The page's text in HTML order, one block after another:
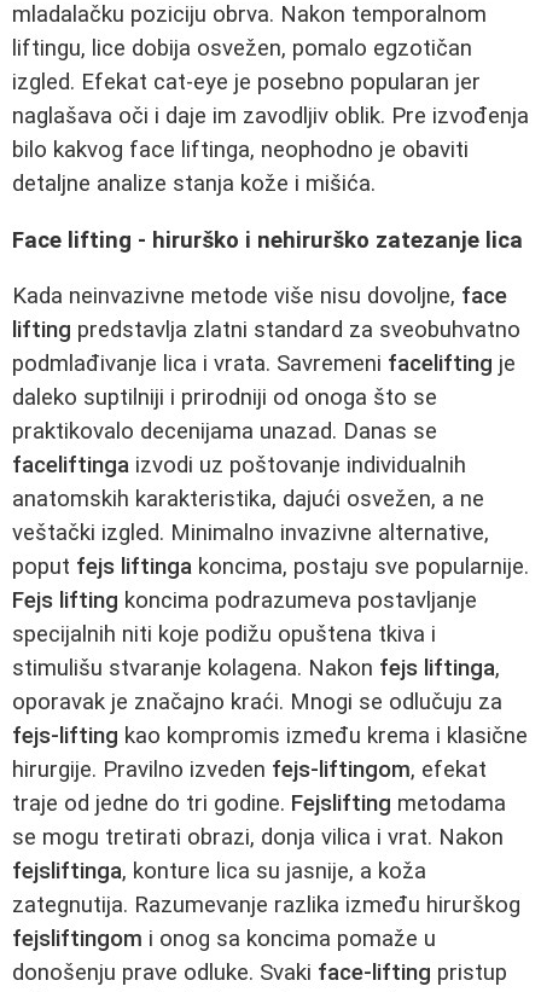
mladalačku poziciju obrva. Nakon temporalnom
liftingu, lice dobija osvežen, pomalo egzotičan
izgled. Efekat cat-eye je posebno popularan jer
naglašava oči i daje im zavodljiv oblik. Pre izvođenja
bilo kakvog face liftinga, neophodno je obaviti
detaljne analize stanja kože i mišića.
Face lifting - hirurško i nehirurško zatezanje lica
Kada neinvazivne metode više nisu dovoljne, face
lifting predstavlja zlatni standard za sveobuhvatno
podmlađivanje lica i vrata. Savremeni facelifting je
daleko suptilniji i prirodniji od onoga što se
praktikovalo decenijama unazad. Danas se
faceliftinga izvodi uz poštovanje individualnih
anatomskih karakteristika, dajući osvežen, a ne
veštački izgled. Minimalno invazivne alternative,
poput fejs liftinga koncima, postaju sve popularnije.
Fejs lifting koncima podrazumeva postavljanje
specijalnih niti koje podižu opuštena tkiva i
stimulišu stvaranje kolagena. Nakon fejs liftinga,
oporavak je značajno kraći. Mnogi se odlučuju za
fejs-lifting kao kompromis između krema i klasične
hirurgije. Pravilno izveden fejs-liftingom, efekat
traje od jedne do tri godine. Fejslifting metodama
se mogu tretirati obrazi, donja vilica i vrat. Nakon
fejsliftinga, konture lica su jasnije, a koža
zategnutija. Razumevanje razlika između hirurškog
fejsliftingom i onog sa koncima pomaže u
donošenju prave odluke. Svaki face-lifting pristup